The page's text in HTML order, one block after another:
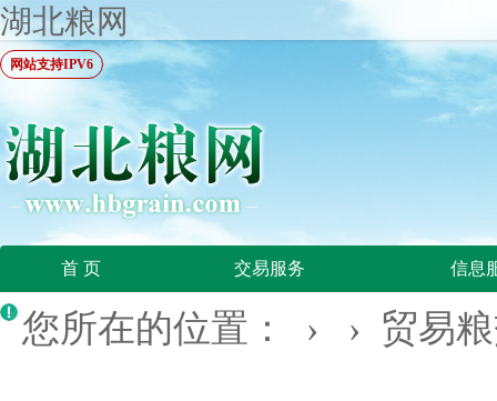
湖北粮网
网站支持IPV6
首 页 交易服务 信息
您所在的位置： › › 贸易